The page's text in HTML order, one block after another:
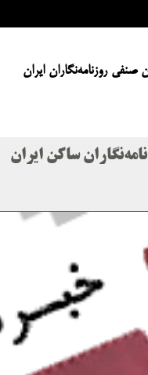
صنفی روزنامه‌نگاران ایران
ساکن ایران